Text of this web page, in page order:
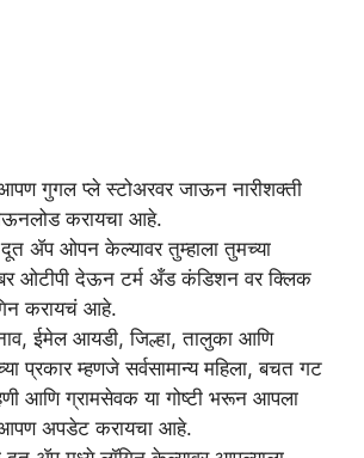
गुगल प्ले स्टोअरवर जाऊन नारीशक्ती
करायचा आहे.
दूत ॲप ओपन केल्यावर तुम्हाला तुमच्या
ओटीपी देऊन टर्म अँड कंडिशन वर क्लिक
करायचं आहे.
ईमेल आयडी, जिल्हा, तालुका आणि
प्रकार म्हणजे सर्वसामान्य महिला, बचत गट
आणि ग्रामसेवक या गोष्टी भरून आपला
आपण अपडेट करायचा आहे.